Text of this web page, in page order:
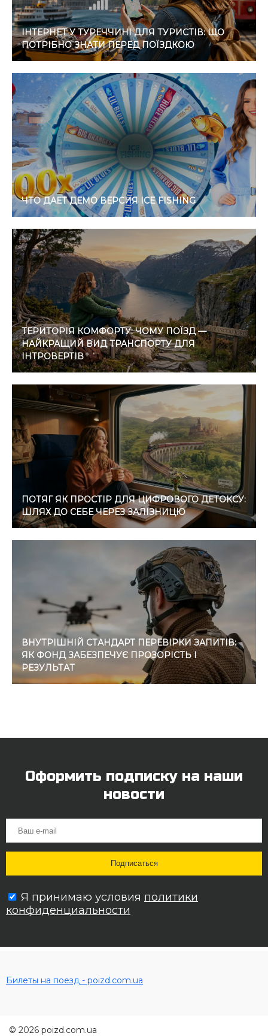
ІНТЕРНЕТ У ТУРЕЧЧИНІ ДЛЯ ТУРИСТІВ: ЩО
ПОТРІБНО ЗНАТИ ПЕРЕД ПОЇЗДКОЮ
ЧТО ДАЕТ ДЕМО ВЕРСИЯ ICE FISHING
ТЕРИТОРІЯ КОМФОРТУ: ЧОМУ ПОЇЗД —
НАЙКРАЩИЙ ВИД ТРАНСПОРТУ ДЛЯ
ІНТРОВЕРТІВ
ПОТЯГ ЯК ПРОСТІР ДЛЯ ЦИФРОВОГО ДЕТОКСУ:
ШЛЯХ ДО СЕБЕ ЧЕРЕЗ ЗАЛІЗНИЦЮ
ВНУТРІШНІЙ СТАНДАРТ ПЕРЕВІРКИ ЗАПИТІВ:
ЯК ФОНД ЗАБЕЗПЕЧУЄ ПРОЗОРІСТЬ І
РЕЗУЛЬТАТ
Оформить подписку на наши
новости
Я принимаю условия политики
конфиденциальности
Билеты на поезд - poizd.com.ua
© 2026 poizd.com.ua